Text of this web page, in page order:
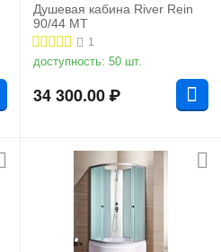
Душевая кабина River Rein
90/44 МТ
1
доступность: 50 шт.
34 300.00₽